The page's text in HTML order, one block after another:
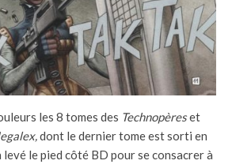
les 8 tomes des Technopèreset
dont le dernier tome est sorti en
le pied côté BD pour se consacrer à